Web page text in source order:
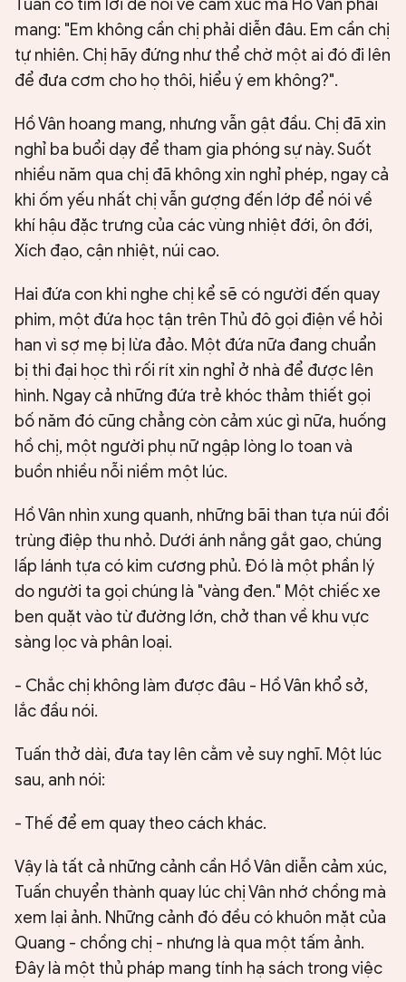
Tuấn cố tìm lời để nói về cảm xúc mà Hồ Vân phải
mang: "Em không cần chị phải diễn đâu. Em cần chị
tự nhiên. Chị hãy đứng như thể chờ một ai đó đi lên
để đưa cơm cho họ thôi, hiểu ý em không?".
Hồ Vân hoang mang, nhưng vẫn gật đầu. Chị đã xin
nghỉ ba buổi dạy để tham gia phóng sự này. Suốt
nhiều năm qua chị đã không xin nghỉ phép, ngay cả
khi ốm yếu nhất chị vẫn gượng đến lớp để nói về
khí hậu đặc trưng của các vùng nhiệt đới, ôn đới,
Xích đạo, cận nhiệt, núi cao.
Hai đứa con khi nghe chị kể sẽ có người đến quay
phim, một đứa học tận trên Thủ đô gọi điện về hỏi
han vì sợ mẹ bị lừa đảo. Một đứa nữa đang chuẩn
bị thi đại học thì rối rít xin nghỉ ở nhà để được lên
hình. Ngay cả những đứa trẻ khóc thảm thiết gọi
bố năm đó cũng chẳng còn cảm xúc gì nữa, huống
hồ chị, một người phụ nữ ngập lòng lo toan và
buồn nhiều nỗi niềm một lúc.
Hồ Vân nhìn xung quanh, những bãi than tựa núi đồi
trùng điệp thu nhỏ. Dưới ánh nắng gắt gao, chúng
lấp lánh tựa có kim cương phủ. Đó là một phần lý
do người ta gọi chúng là "vàng đen." Một chiếc xe
ben quặt vào từ đường lớn, chở than về khu vực
sàng lọc và phân loại.
- Chắc chị không làm được đâu - Hồ Vân khổ sở,
lắc đầu nói.
Tuấn thở dài, đưa tay lên cằm vẻ suy nghĩ. Một lúc
sau, anh nói:
- Thế để em quay theo cách khác.
Vậy là tất cả những cảnh cần Hồ Vân diễn cảm xúc,
Tuấn chuyển thành quay lúc chị Vân nhớ chồng mà
xem lại ảnh. Những cảnh đó đều có khuôn mặt của
Quang - chồng chị - nhưng là qua một tấm ảnh.
Đây là một thủ pháp mang tính hạ sách trong việc